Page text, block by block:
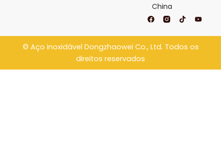
China
F
a
e
b
o
T
i
t
o
k
Y
o
t
u
b
© Aço inoxidável Dongzhaowei Co., Ltd. Todos os
direitos reservados